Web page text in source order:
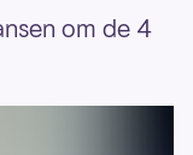
om de 4